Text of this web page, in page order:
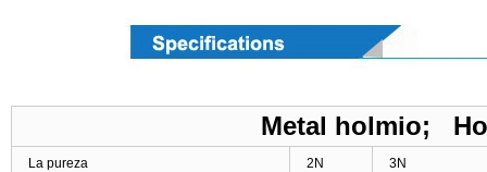
Metal holmio;
La pureza 2N 3N